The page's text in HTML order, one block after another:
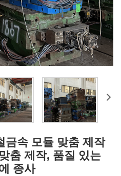
금속 모듈 맞춤 제작
춤 제작, 품질 있는
종사